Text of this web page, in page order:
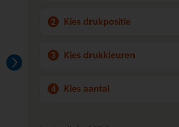
2 Kies drukpositie
3 Kies drukkleuren
4 Kies aantal